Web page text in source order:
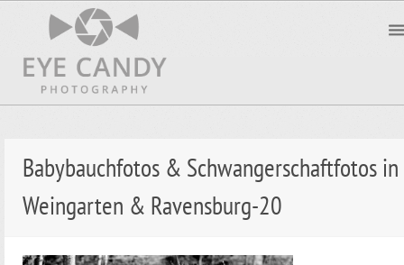
Babybauchfotos & Schwangerschaftfotos in
Weingarten & Ravensburg-20